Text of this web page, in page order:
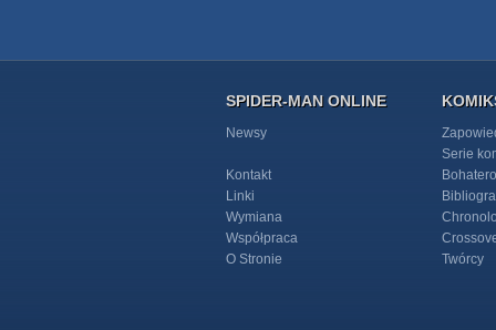
SPIDER-MAN ONLINE
Newsy
Kontakt
Linki
Wymiana
Współpraca
O Stronie
Serie
Twórcy